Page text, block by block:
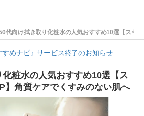
代向け拭き取り化粧水の人気おすすめ10選【スキ
すめナビ』サービス終了のお知らせ
粧水の人気おすすめ10選【ス
】角質ケアでくすみのない肌へ